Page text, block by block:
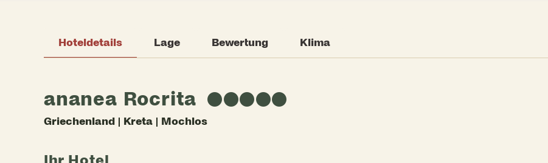
Hoteldetails Lage Bewertung Klima
ananea Rocrita ★★★★★
Griechenland | Kreta | Mochlos